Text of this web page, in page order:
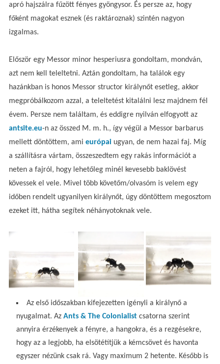
apró hajszálra fűzött fényes gyöngysor. És persze az, hogy
főként magokat esznek (és raktároznak) szintén nagyon
izgalmas.
Először egy Messor minor hesperiusra gondoltam, mondván,
azt nem kell teleltetni. Aztán gondoltam, ha találok egy
hazánkban is honos Messor structor királynőt esetleg, akkor
megpróbálkozom azzal, a teleltetést kitalálni lesz majdnem fél
évem. Persze nem találtam, és eddigre nyilván elfogyott az
antsite.eu-n az összed M. m. h., így végül a Messor barbarus
mellett döntöttem, ami európaiugyan, de nem hazai faj. Míg
a szállításra vártam, összeszedtem egy rakás információt a
neten a fajról, hogy lehetőleg minél kevesebb baklövést
kövessek el vele. Mivel több követőm/olvasóm is velem egy
időben rendelt ugyanilyen királynőt, úgy döntöttem megosztom
ezeket itt, hátha segítek néhányotoknak vele.
Az első időszakban kifejezetten igényli a királynő a
nyugalmat. Az Ants & The Colonialistcsatorna szerint
annyira érzékenyek a fényre, a hangokra, és a rezgésekre,
hogy az a legjobb, ha elsötétítjük a kémcsövet és havonta
egyszer nézünk csak rá. Vagy maximum 2 hetente. Később is